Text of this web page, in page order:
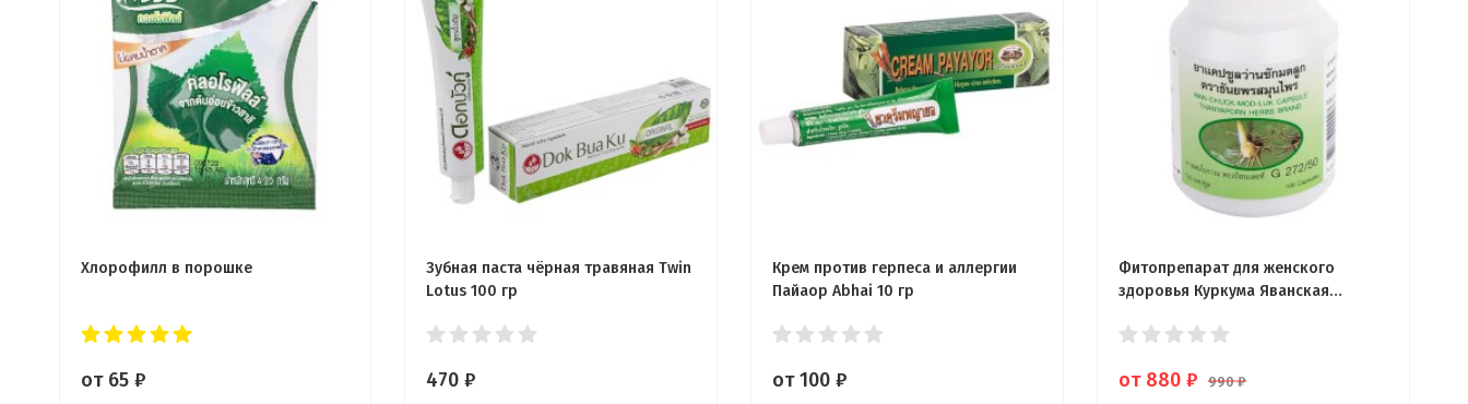
Хлорофилл в порошке
от 65 ₽
Зубная паста чёрная травяная Twin
Lotus 100 гр
470₽
Крем против герпеса и аллергии
Пайаор Abhai 10 гр
от 100 ₽
Фитопрепарат для женского
здоровья Куркума Яванская
от 880 ₽ 990₽